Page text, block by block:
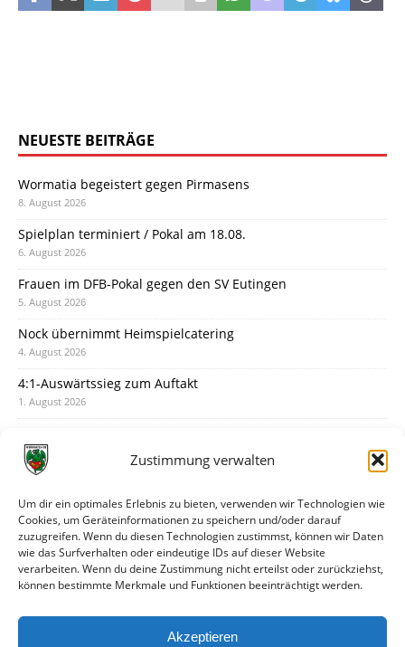
Zustimmung verwalten
Um dir ein optimales Erlebnis zu bieten, verwenden wir Technologien wie
Cookies, um Geräteinformationen zu speichern und/oder darauf
zuzugreifen. Wenn du diesen Technologien zustimmst, können wir Daten
wie das Surfverhalten oder eindeutige IDs auf dieser Website
verarbeiten. Wenn du deine Zustimmung nicht erteilst oder zurückziehst,
können bestimmte Merkmale und Funktionen beeinträchtigt werden.
Akzeptieren
NEUESTE BEITRÄGE
Wormatia begeistert gegen Pirmasens
8. August 2026
Spielplan terminiert / Pokal am 18.08.
6. August 2026
Frauen im DFB-Pokal gegen den SV Eutingen
5. August 2026
Nock übernimmt Heimspielcatering
4. August 2026
4:1-Auswärtssieg zum Auftakt
1. August 2026
31. Juli 2026
30. Juli 2026
Deine Spielminute: 89+1
28. Juli 2026
Neuer Rückensponsor
Neue Podcast-Folge: So tickt Björn!